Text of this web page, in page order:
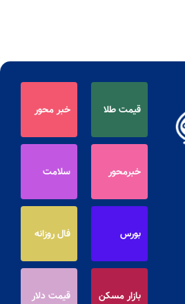
قیمت طلا خبر محور
خبرمحور سلامت
بورس فال روزانه
بازار مسکن قیمت دلار